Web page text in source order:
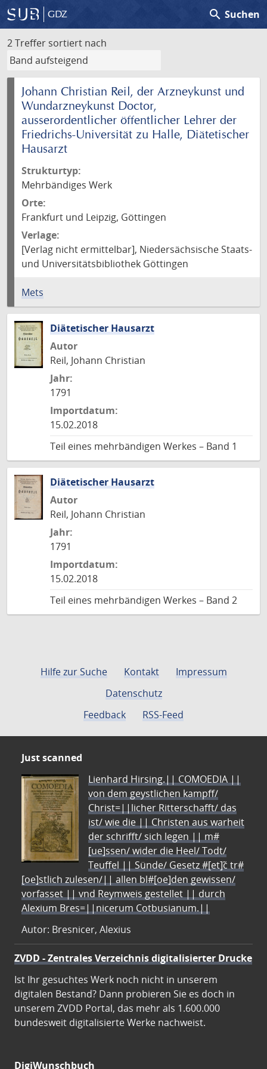
GDZ search Suchen
2 Treffer sortiert nach
Johann Christian Reil, der Arzneykunst und
Wundarzneykunst Doctor,
ausserordentlicher öffentlicher Lehrer der
Friedrichs-Universität zu Halle, Diätetischer
Hausarzt
Strukturtyp:
Mehrbändiges Werk
Orte:
Frankfurt und Leipzig, Göttingen
Verlage:
[Verlag nicht ermittelbar], Niedersächsische Staats-
und Universitätsbibliothek Göttingen
Mets
Diätetischer Hausarzt
Autor
Reil, Johann Christian
Jahr:
1791
Importdatum:
15.02.2018
Teil eines mehrbändigen Werkes – Band 1
Diätetischer Hausarzt
Autor
Reil, Johann Christian
Jahr:
1791
Importdatum:
15.02.2018
Teil eines mehrbändigen Werkes – Band 2
Hilfe zur Suche Kontakt
Impressum
Datenschutz
Feedback
RSS-Feed
Just scanned
Lienhard Hirsing.|| COMOEDIA ||
von dem geystlichen kampff/
Christ=||licher Ritterschafft/ das
ist/ wie die || Christen aus warheit
der schrifft/ sich legen || m#
[ue]ssen/ wider die Heel/ Todt/
Teuffel || Sünde/ Gesetz #[et]c̃ tr#
[oe]stlich zulesen/|| allen bl#[oe]den gewissen/
vorfasset || vnd Reymweis gestellet || durch
Alexium Bres=||nicerum Cotbusianum.||
Autor: Bresnicer, Alexius
ZVDD - Zentrales Verzeichnis digitalisierter Drucke
Ist Ihr gesuchtes Werk noch nicht in unserem
digitalen Bestand? Dann probieren Sie es doch in
unserem ZVDD Portal, das mehr als 1.600.000
bundesweit digitalisierte Werke nachweist.
DigiWunschbuch